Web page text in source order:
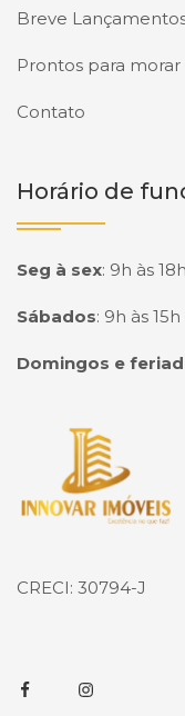
Breve
Prontos para morar
Contato
Horário de
Seg à sex: 9h às 18h
Sábados: 9h às 15h
Domingos e
Página inicial
CRECI: 30794-J
FacebookInstagram